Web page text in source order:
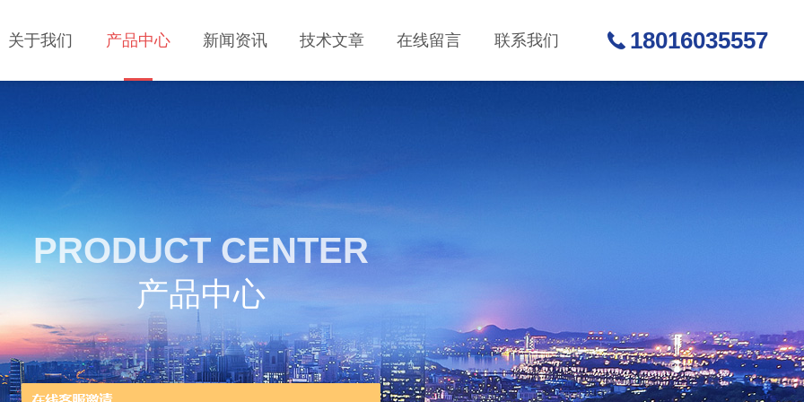
关于我们 产品中心 新闻资讯 技术文章 在线留言 联系我们 18016035557
PRODUCT CENTER
产品中心